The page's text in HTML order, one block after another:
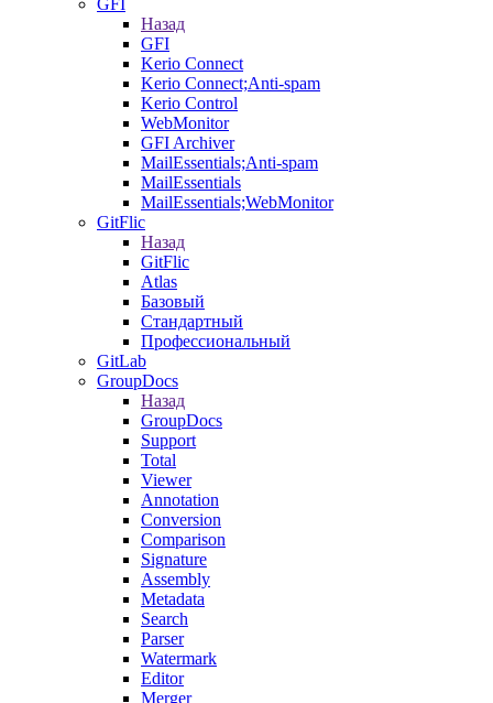
GFI
Назад
GFI
Kerio Connect
Kerio Connect;Anti-spam
Kerio Control
WebMonitor
GFI Archiver
MailEssentials;Anti-spam
MailEssentials
MailEssentials;WebMonitor
GitFlic
Назад
GitFlic
Atlas
Базовый
Стандартный
Профессиональный
GitLab
GroupDocs
Назад
GroupDocs
Support
Total
Viewer
Annotation
Conversion
Comparison
Signature
Assembly
Metadata
Search
Parser
Watermark
Editor
Merger